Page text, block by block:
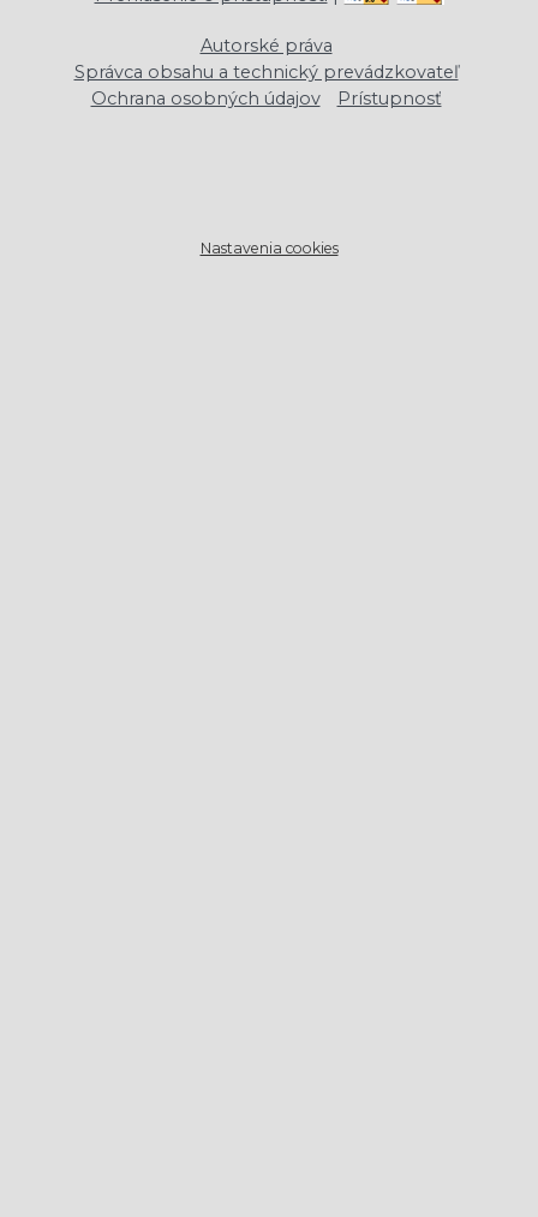
Autorské práva
Správca obsahu a technický prevádzkovateľ
Ochrana osobných údajov
Prístupnosť
Nastavenia cookies